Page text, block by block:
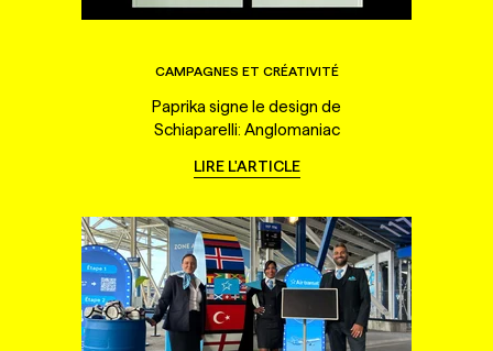
CAMPAGNES ET CRÉATIVITÉ
Paprika signe le design de
Schiaparelli: Anglomaniac
LIRE L'ARTICLE